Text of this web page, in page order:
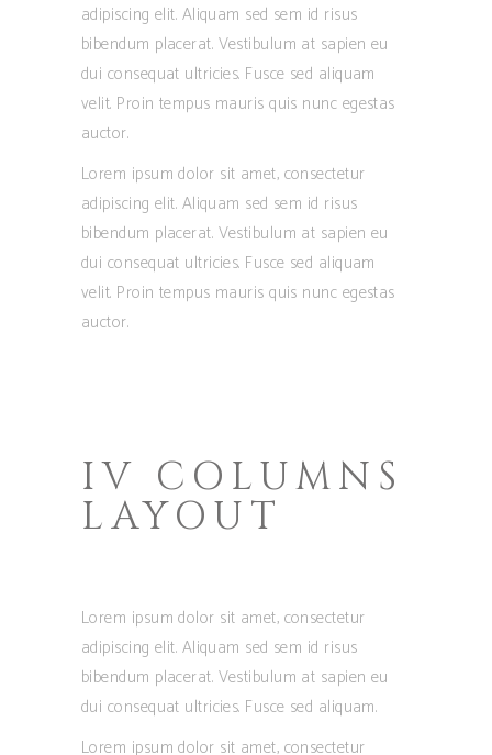
adipiscing elit. Aliquam sed sem id risus
bibendum placerat. Vestibulum at sapien eu
dui consequat ultricies. Fusce sed aliquam
velit. Proin tempus mauris quis nunc egestas
auctor.
Lorem ipsum dolor sit amet, consectetur
adipiscing elit. Aliquam sed sem id risus
bibendum placerat. Vestibulum at sapien eu
dui consequat ultricies. Fusce sed aliquam
velit. Proin tempus mauris quis nunc egestas
auctor.
IV COLUMNS
LAYOUT
Lorem ipsum dolor sit amet, consectetur
adipiscing elit. Aliquam sed sem id risus
bibendum placerat. Vestibulum at sapien eu
dui consequat ultricies. Fusce sed aliquam.
Lorem ipsum dolor sit amet, consectetur